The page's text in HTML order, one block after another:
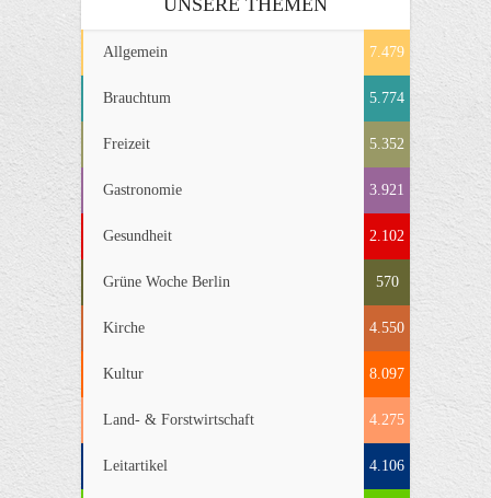
UNSERE THEMEN
Allgemein 7.479
Brauchtum 5.774
Freizeit 5.352
Gastronomie 3.921
Gesundheit 2.102
Grüne Woche Berlin 570
Kirche 4.550
Kultur 8.097
Land- & Forstwirtschaft 4.275
Leitartikel 4.106